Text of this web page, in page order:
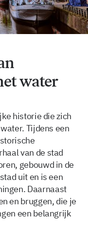
water
historie die zich
Tijdens een
van de stad
gebouwd in de
uit en is een
Daarnaast
en bruggen, die je
een belangrijk